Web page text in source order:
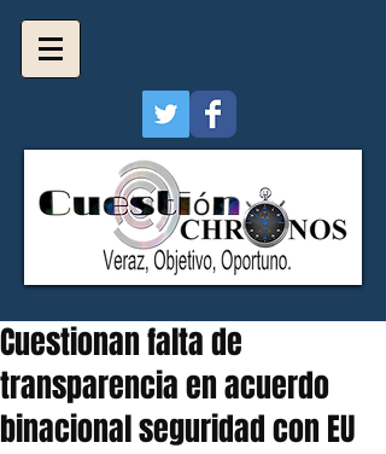
Cuestionan falta de
transparencia en acuerdo
binacional seguridad con EU